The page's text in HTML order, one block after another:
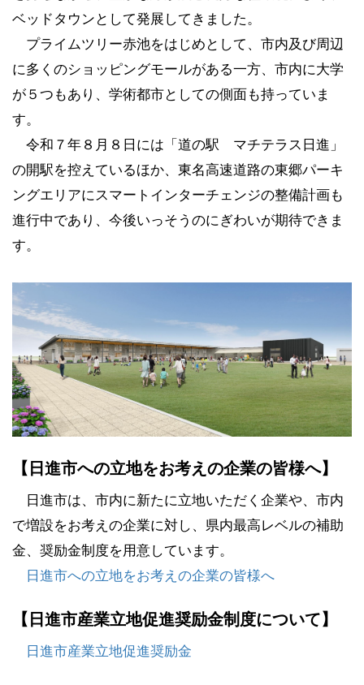
ベッドタウンとして発展してきました。
プライムツリー赤池をはじめとして、市内及び周辺
に多くのショッピングモールがある一方、市内に大学
が５つもあり、学術都市としての側面も持っていま
す。
令和７年８月８日には「道の駅 マチテラス日進」
の開駅を控えているほか、東名高速道路の東郷パーキ
ングエリアにスマートインターチェンジの整備計画も
進行中であり、今後いっそうのにぎわいが期待できま
す。
【日進市への立地をお考えの企業の皆様へ】
日進市は、市内に新たに立地いただく企業や、市内
で増設をお考えの企業に対し、県内最高レベルの補助
金、奨励金制度を用意しています。
日進市への立地をお考えの企業の皆様へ
【日進市産業立地促進奨励金制度について】
日進市産業立地促進奨励金